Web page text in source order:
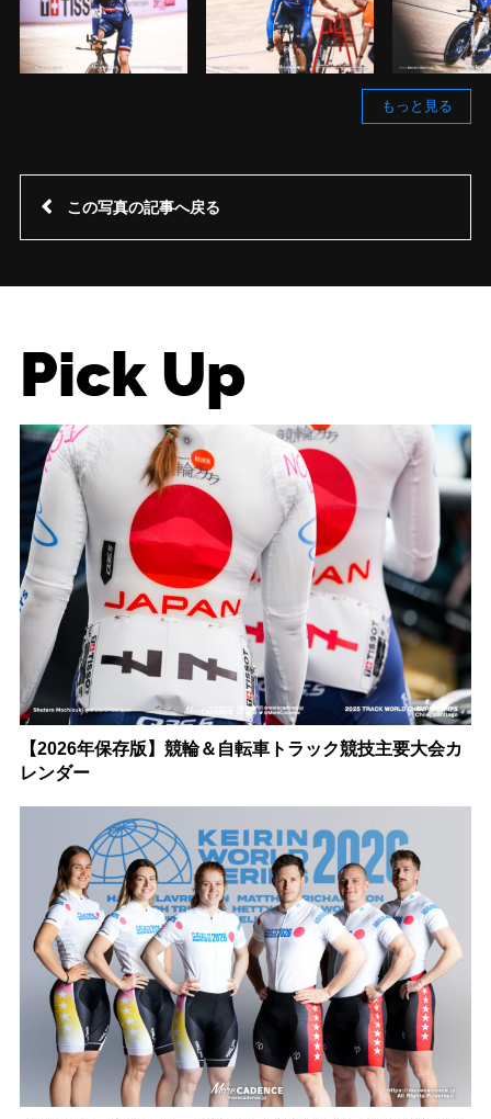
もっと見る
この写真の記事へ戻る
Pick Up
【2026年保存版】競輪＆自転車トラック競技主要大会カ
レンダー